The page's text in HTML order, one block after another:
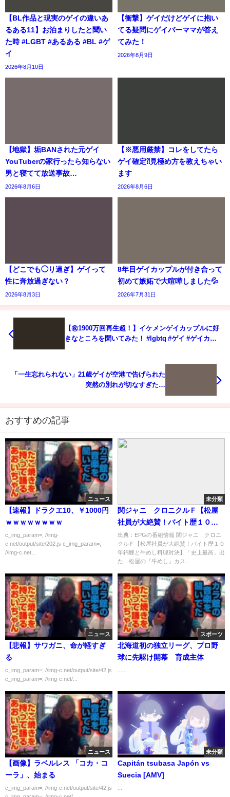
【BL作品と現実のゲイの違いあ
るある11】お泊まりしたと聞い
た時 #LGBT #あるある #BL #ゲ
イ
2026年8月10日
【衝撃】ゲイだけどゲイに抱い
てる疑問にゲイバーママが答え
てみた！
2026年8月9日
【地獄】垢BANされた元ゲイ
YouTuberの家行ったら知らない
男と寝てて放送事故…
2026年8月6日
【※悪用厳禁】コレをしてたら
ゲイ確定⁈見極め方を教えちゃい
ます
2026年8月6日
【どこでも◯り過ぎ】ゲイって
性に奔放過ぎない？
2026年8月3日
8年目ゲイカップルが付き合って
初めて嫉妬で大喧嘩しました💦
2026年7月31日
【㊗️1900万回再生超！】イケメンゲイカップルに好
きなところを聞いてみた！ #lgbtq #ゲイ #ゲイカッ
「一生忘れられない」21歳ゲイが空港で告げられた
突然の別れが切なすぎた…
おすすめの記事
ニュース
【速報】ドラクエ10、￥1000円
ｗｗｗｗｗｗｗｗ
c_img_param=; //img-
c.net/output/site/202.js c_img_param=;
//img-c.net...
未分類
関ジャニ∞クロニクルＦ【松屋
社員が大絶賛！バイト歴１０年
錦鯉と牛めし料理対決】[字]…の
番組内容解析まとめ
出典：EPGの番組情報 関ジャニ∞クロニ
クルＦ【松屋社員が大絶賛！バイト歴１０
年錦鯉と牛めし料理対決】「史上最高」出
た…松屋の『牛めし』カス...
ニュース
【悲報】サワガニ、命が軽すぎ
る
c_img_param=; //img-c.net/output/site/42.js
c_img_param=; //img-c.net/...
スポーツ
北海道初の独立リーグ、プロ野
球に先駆け開幕 育成主体
ニュース
【画像】ラベルレス 「コカ・コ
ーラ」、始まる
c_img_param=; //img-c.net/output/site/42.js
未分類
Capitán tsubasa Japón vs
Suecia [AMV]